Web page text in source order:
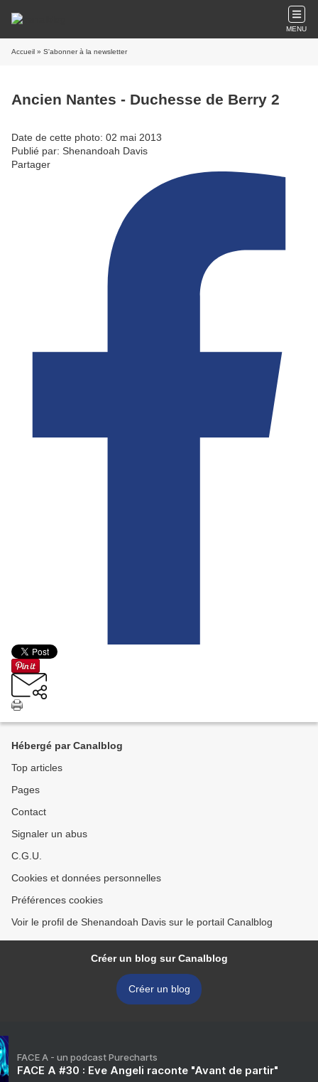
MENU
Accueil » S'abonner à la newsletter
Ancien Nantes - Duchesse de Berry 2
Date de cette photo: 02 mai 2013
Publié par: Shenandoah Davis
Partager
Hébergé par Canalblog
Top articles
Pages
Contact
Signaler un abus
C.G.U.
Cookies et données personnelles
Préférences cookies
Voir le profil de Shenandoah Davis sur le portail Canalblog
Créer un blog sur Canalblog
Créer un blog
FACE A - un podcast Purecharts
FACE A #30 : Eve Angeli raconte "Avant de partir"